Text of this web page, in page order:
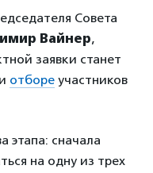
Совета
Вайнер,
заявки станет
отборе участников
этапа: сначала
на одну из трех